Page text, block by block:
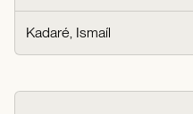
Kadaré, Ismaíl